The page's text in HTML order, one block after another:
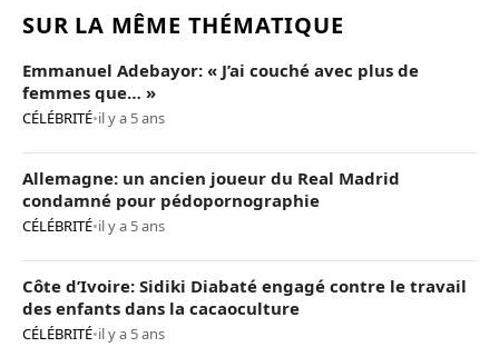
SUR LA MÊME THÉMATIQUE
Emmanuel Adebayor: « J’ai couché avec plus de
femmes que… »
CÉLÉBRITÉ•il y a 5 ans
Allemagne: un ancien joueur du Real Madrid
condamné pour pédopornographie
CÉLÉBRITÉ•il y a 5 ans
Côte d’Ivoire: Sidiki Diabaté engagé contre le travail
des enfants dans la cacaoculture
CÉLÉBRITÉ•il y a 5 ans